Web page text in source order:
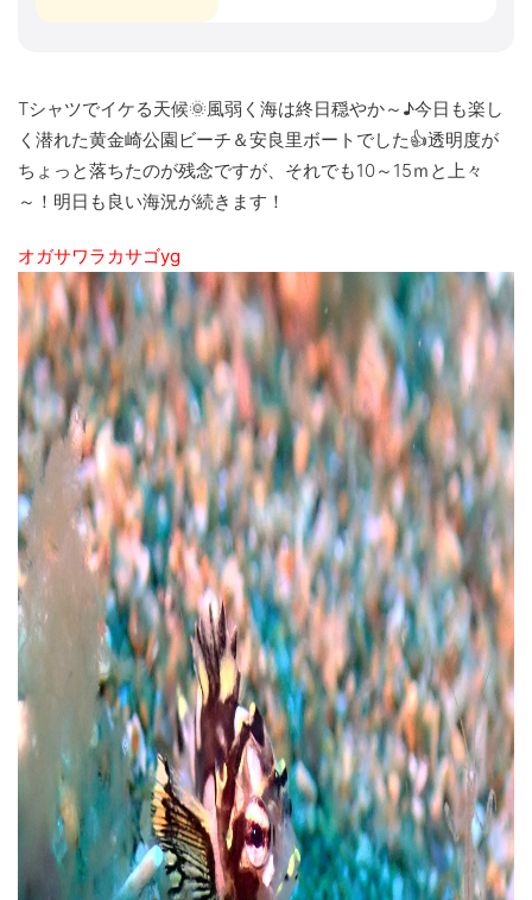
Tシャツでイケる天候🌞風弱く海は終日穏やか～♪今日も楽し
く潜れた黄金崎公園ビーチ＆安良里ボートでした👍透明度が
ちょっと落ちたのが残念ですが、それでも10～15ｍと上々
～！明日も良い海況が続きます！
オガサワラカサゴyg